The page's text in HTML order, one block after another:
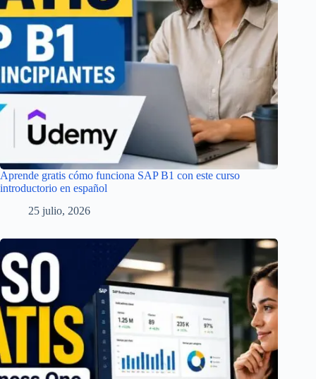
Aprende gratis cómo funciona SAP B1 con este curso
introductorio en español
25 julio, 2026